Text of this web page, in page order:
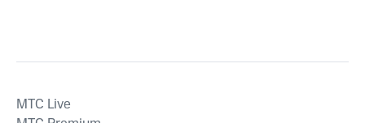
MTС Live